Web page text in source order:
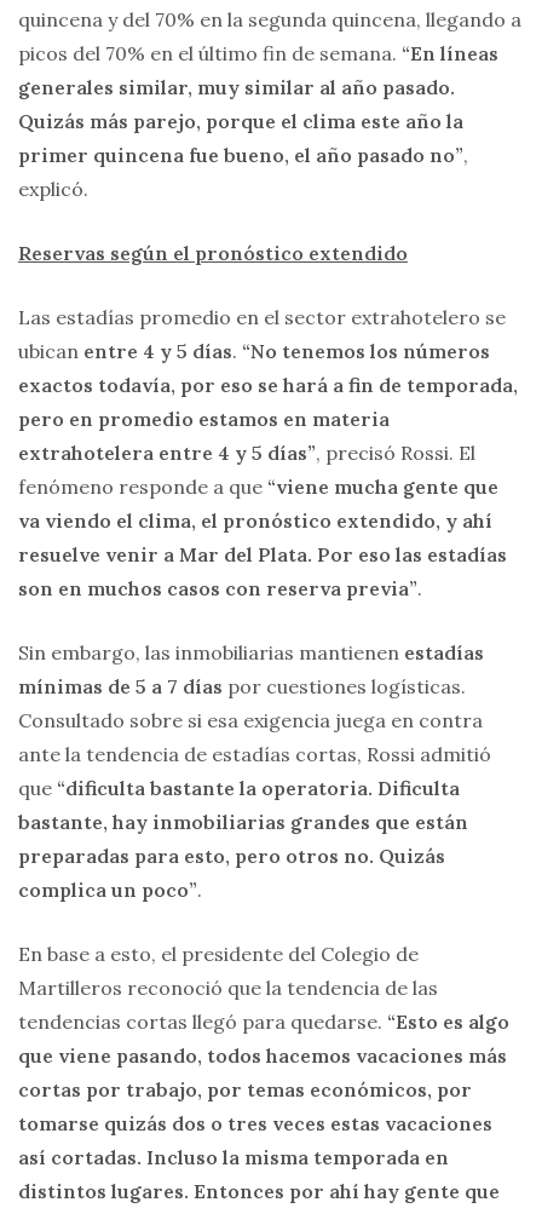
quincena y del 70% en la segunda quincena, llegando a
picos del 70% en el último fin de semana. “En líneas
generales similar, muy similar al año pasado.
Quizás más parejo, porque el clima este año la
primer quincena fue bueno, el año pasado no”,
explicó.
Reservas según el pronóstico extendido
Las estadías promedio en el sector extrahotelero se
ubican entre 4 y 5 días. “No tenemos los números
exactos todavía, por eso se hará a fin de temporada,
pero en promedio estamos en materia
extrahotelera entre 4 y 5 días”, precisó Rossi. El
fenómeno responde a que “viene mucha gente que
va viendo el clima, el pronóstico extendido, y ahí
resuelve venir a Mar del Plata. Por eso las estadías
son en muchos casos con reserva previa”.
Sin embargo, las inmobiliarias mantienen estadías
mínimas de 5 a 7 días por cuestiones logísticas.
Consultado sobre si esa exigencia juega en contra
ante la tendencia de estadías cortas, Rossi admitió
que “dificulta bastante la operatoria. Dificulta
bastante, hay inmobiliarias grandes que están
preparadas para esto, pero otros no. Quizás
complica un poco”.
En base a esto, el presidente del Colegio de
Martilleros reconoció que la tendencia de las
tendencias cortas llegó para quedarse. “Esto es algo
que viene pasando, todos hacemos vacaciones más
cortas por trabajo, por temas económicos, por
tomarse quizás dos o tres veces estas vacaciones
así cortadas. Incluso la misma temporada en
distintos lugares. Entonces por ahí hay gente que